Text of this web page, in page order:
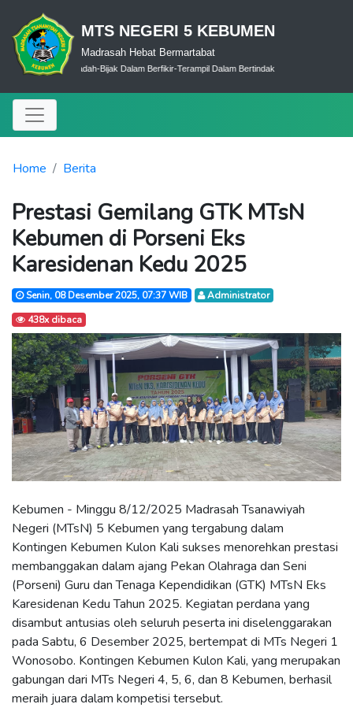
MTS NEGERI 5 KEBUMEN
Madrasah Hebat Bermartabat
Cerdas Dalam Ibadah-Bijak Dalam Berfikir-Terampil Dalam Bertindak
Home Berita
Prestasi Gemilang GTK MTsN
Kebumen di Porseni Eks
Karesidenan Kedu 2025
Senin, 08 Desember 2025, 07:37 WIB
Administrator
438x dibaca
Kebumen - Minggu 8/12/2025 Madrasah Tsanawiyah
Negeri (MTsN) 5 Kebumen yang tergabung dalam
Kontingen Kebumen Kulon Kali sukses menorehkan prestasi
membanggakan dalam ajang Pekan Olahraga dan Seni
(Porseni) Guru dan Tenaga Kependidikan (GTK) MTsN Eks
Karesidenan Kedu Tahun 2025. Kegiatan perdana yang
disambut antusias oleh seluruh peserta ini diselenggarakan
pada Sabtu, 6 Desember 2025, bertempat di MTs Negeri 1
Wonosobo. Kontingen Kebumen Kulon Kali, yang merupakan
gabungan dari MTs Negeri 4, 5, 6, dan 8 Kebumen, berhasil
meraih juara dalam kompetisi tersebut.